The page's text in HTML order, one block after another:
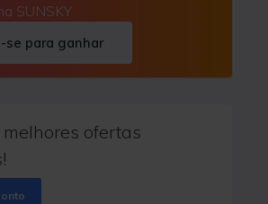
SUNSKY
se para ganhar
ofertas